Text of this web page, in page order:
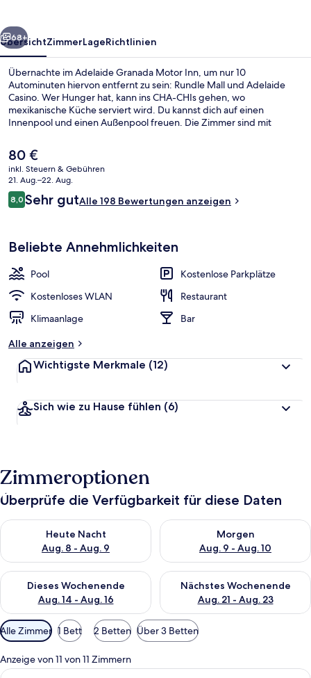
Weiter
68+
ÜbersichtZimmerLageRichtlinien
Übernachte im Adelaide Granada Motor Inn, um nur 10
Autominuten hiervon entfernt zu sein: Rundle Mall und Adelaide
Casino. Wer Hunger hat, kann ins CHA-CHIs gehen, wo
mexikanische Küche serviert wird. Du kannst dich auf einen
Innenpool und einen Außenpool freuen. Die Zimmer sind mit
viel Gutes über das hilfsbereite Personal zu berichten.
Der
aktuelle
Preis
beträgt
80 €.
80 €
inkl. Steuern & Gebühren
21. Aug.–22. Aug.
Bewertungen
8,08,0 von 10.
Sehr gutAlle 198 Bewertungen anzeigen
Beliebte Annehmlichkeiten
Pool
Kostenlose Parkplätze
Kostenloses WLAN
Restaurant
Klimaanlage
Bar
Alle anzeigen
Wichtigste Merkmale (12)
Sich wie zu Hause fühlen (6)
Zimmeroptionen
Überprüfe die Verfügbarkeit für diese Daten
Heute Nacht
Aug. 8 - Aug. 9
Überprüfe die Verfügbarkeit für heute Nacht, Aug. 8 - Aug. 9.
Morgen
Aug. 9 - Aug. 10
Überprüfe die Verfügbarkeit
Dieses Wochenende
Aug. 14 - Aug. 16
Überprüfe die Verfügbarkeit für dieses Wochenende, Aug. 14
Nächstes Wochenende
Aug. 21 - Aug. 23
Überprüfe die Verfügbarkeit
Verfügbare
Filter
für
Zimmer
Alle Zimmer 1 Bett 2 Betten Über 3 Betten
Anzeige von 11 von 11 Zimmern